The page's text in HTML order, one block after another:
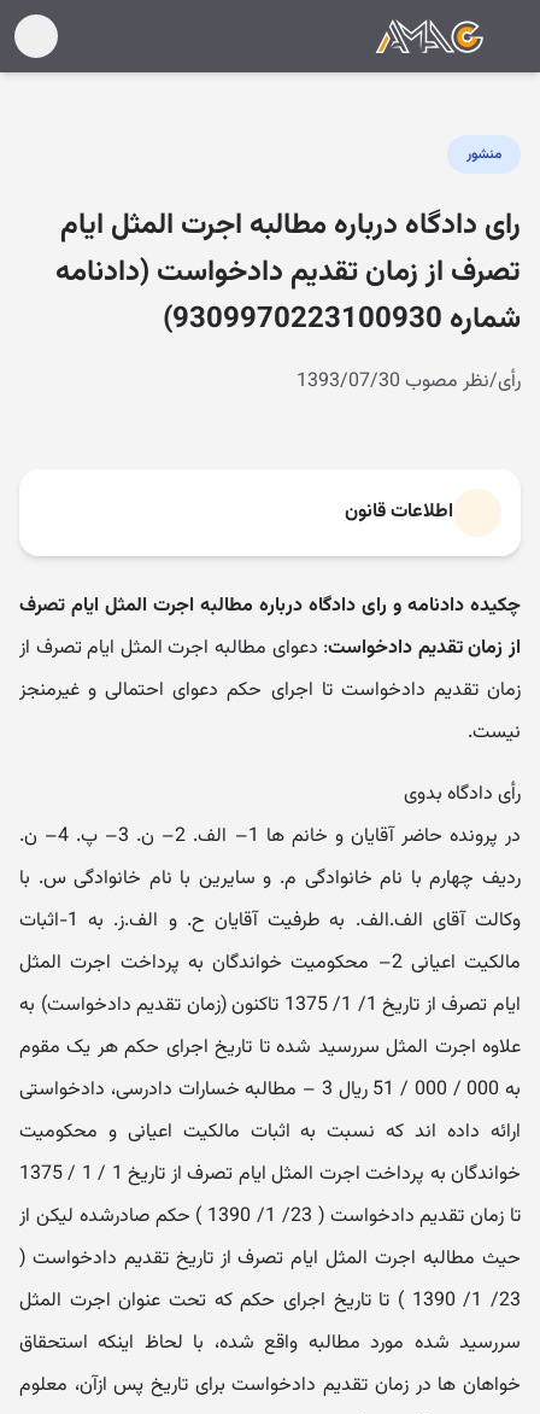
منشور
رای دادگاه درباره مطالبه اجرت المثل ایام
تصرف از زمان تقدیم دادخواست (دادنامه
شماره 9309970223100930)
رأی/نظر مصوب 1393/07/30
اطلاعات قانون
چکیده دادنامه و رای دادگاه درباره مطالبه اجرت المثل ایام تصرف
از زمان تقدیم دادخواست: دعوای مطالبه اجرت المثل ایام تصرف از
زمان تقدیم دادخواست تا اجرای حکم دعوای احتمالی و غیرمنجز
نیست.
رأی دادگاه بدوی
در پرونده حاضر آقایان و خانم ها 1– الف. 2– ن. 3– پ. 4– ن.
ردیف چهارم با نام خانوادگی م. و سایرین با نام خانوادگی س. با
وکالت آقای الف.الف. به طرفیت آقایان ح. و الف.ز. به 1-اثبات
مالکیت اعیانی 2– محکومیت خواندگان به پرداخت اجرت المثل
ایام تصرف از تاریخ 1/ 1/ 1375 تاکنون (زمان تقدیم دادخواست) به
علاوه اجرت المثل سررسید شده تا تاریخ اجرای حکم هر یک مقوم
به 000 / 000 / 51 ریال 3 – مطالبه خسارات دادرسی، دادخواستی
ارائه داده اند که نسبت به اثبات مالکیت اعیانی و محکومیت
خواندگان به پرداخت اجرت المثل ایام تصرف از تاریخ 1 / 1 / 1375
تا زمان تقدیم دادخواست ( 23/ 1/ 1390 ) حکم صادرشده لیکن از
حیث مطالبه اجرت المثل ایام تصرف از تاریخ تقدیم دادخواست (
23/ 1/ 1390 ) تا تاریخ اجرای حکم که تحت عنوان اجرت المثل
سررسید شده مورد مطالبه واقع شده، با لحاظ اینکه استحقاق
خواهان ها در زمان تقدیم دادخواست برای تاریخ پس ازآن، معلوم